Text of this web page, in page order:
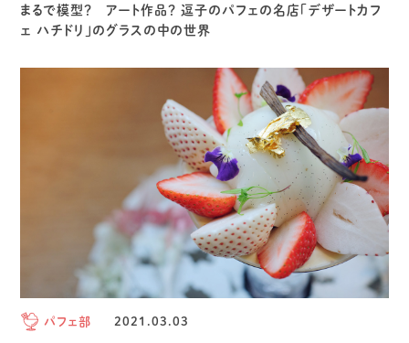
まるで模型？ アート作品？ 逗子のパフェの名店「デザートカフ
ェ ハチドリ」のグラスの中の世界
パフェ部 2021.03.03